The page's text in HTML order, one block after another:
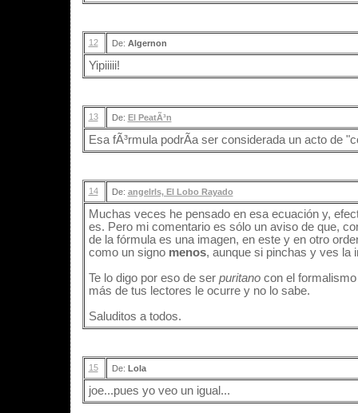
12 De: Algernon
Yipiiiii!
13 De: El PeatÃ³n
Esa fÃ³rmula podrÃ­a ser considerada un acto de
14 De: angelrls, El Lobo Rayado
Muchas veces he pensado en esa ecuación y,
es. Pero mi comentario es sólo un aviso de que,
de la fórmula es una imagen, en este y en otro
como un signo menos, aunque si pinchas y ves la
Te lo digo por eso de ser puritanocon el formalismo
más de tus lectores le ocurre y no lo sabe.
Saluditos a todos.
15 De: Lola
joe...pues yo veo un igual...